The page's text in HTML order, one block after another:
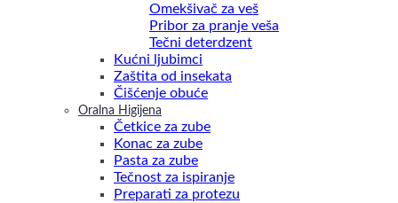
Omekšivač za veš
Pribor za pranje veša
Tečni deterdzent
Kućni ljubimci
Zaštita od insekata
Čišćenje obuće
Oralna Higijena
Četkice za zube
Konac za zube
Pasta za zube
Tečnost za ispiranje
Preparati za protezu